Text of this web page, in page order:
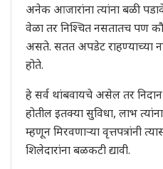
अनेक आजारांना त्यांना बळी
वेळा तर निश्‍चित नसतातच पण
असते. सतत अपडेट राहण्याच्या
होते.
हे सर्व थांबवायचे असेल तर निदान
होतील इतक्या सुविधा, लाभ
म्हणून मिरवणार्‍या वृत्तपत्रांनी
शिलेदारांना बळकटी द्यावी.